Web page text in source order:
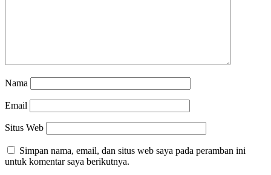
Nama
Email
Situs Web
Simpan nama, email, dan situs web saya pada peramban ini
untuk komentar saya berikutnya.